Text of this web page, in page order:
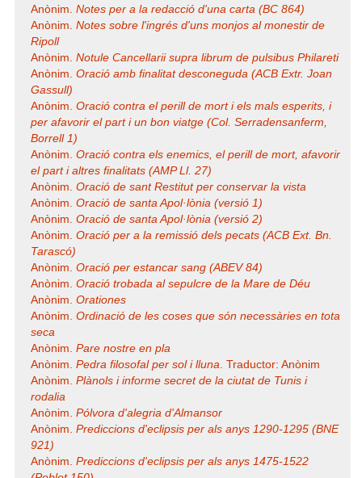
Anònim. Notes per a la redacció d'una carta (BC 864)
Anònim. Notes sobre l'ingrés d'uns monjos al monestir de
Ripoll
Anònim. Notule Cancellarii supra librum de pulsibus Philareti
Anònim. Oració amb finalitat desconeguda (ACB Extr. Joan
Gassull)
Anònim. Oració contra el perill de mort i els mals esperits, i
per afavorir el part i un bon viatge (Col. Serradensanferm,
Borrell 1)
Anònim. Oració contra els enemics, el perill de mort, afavorir
el part i altres finalitats (AMP Ll. 27)
Anònim. Oració de sant Restitut per conservar la vista
Anònim. Oració de santa Apol·lònia (versió 1)
Anònim. Oració de santa Apol·lònia (versió 2)
Anònim. Oració per a la remissió dels pecats (ACB Ext. Bn.
Tarascó)
Anònim. Oració per estancar sang (ABEV 84)
Anònim. Oració trobada al sepulcre de la Mare de Déu
Anònim. Orationes
Anònim. Ordinació de les coses que són necessàries en tota
seca
Anònim. Pare nostre en pla
Anònim. Pedra filosofal per sol i lluna. Traductor: Anònim
Anònim. Plànols i informe secret de la ciutat de Tunis i
rodalia
Anònim. Pólvora d'alegria d'Almansor
Anònim. Prediccions d'eclipsis per als anys 1290-1295 (BNE
921)
Anònim. Prediccions d'eclipsis per als anys 1475-1522